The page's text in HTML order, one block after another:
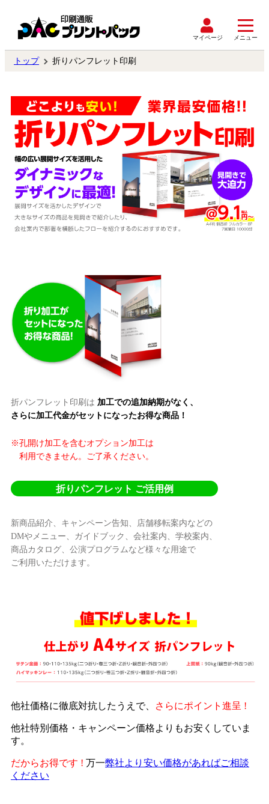
マイページ メニュー
トップ 折りパンフレット印刷
折パンフレット印刷は 加工での追加納期がなく、
さらに加工代金がセットになったお得な商品！
※孔開け加工を含むオプション加工は
利用できません。ご了承ください。
折りパンフレット ご活用例
新商品紹介、キャンペーン告知、店舗移転案内などの
DMやメニュー、ガイドブック、会社案内、学校案内、
商品カタログ、公演プログラムなど様々な用途で
ご利用いただけます。
他社価格に徹底対抗したうえで、 さらにポイント進呈 !
他社特別価格・キャンペーン価格よりもお安くしていま
す。
だからお得です ! 万一弊社より安い価格があればご相談
ください